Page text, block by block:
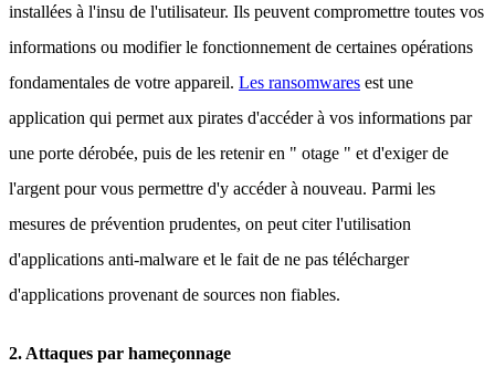
installées à l'insu de l'utilisateur. Ils peuvent compromettre toutes vos
informations ou modifier le fonctionnement de certaines opérations
fondamentales de votre appareil. Les ransomwares est une
application qui permet aux pirates d'accéder à vos informations par
une porte dérobée, puis de les retenir en " otage " et d'exiger de
l'argent pour vous permettre d'y accéder à nouveau. Parmi les
mesures de prévention prudentes, on peut citer l'utilisation
d'applications anti-malware et le fait de ne pas télécharger
d'applications provenant de sources non fiables.
2. Attaques par hameçonnage